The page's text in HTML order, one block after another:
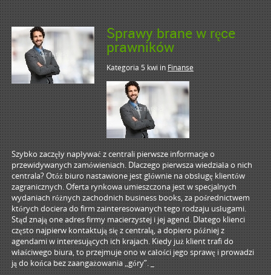
Sprawy brane w ręce
prawników
Kategoria 5 kwiinFinanse
Szybko zaczęły napływać z centrali pierwsze informacje o
przewidywanych zamówieniach. Dlaczego pierwsza wiedziała o nich
centrala? Otóż biuro nastawione jest głównie na obsługę klientów
zagranicznych. Oferta rynkowa umieszczona jest w specjalnych
wydaniach różnych zachodnich business books, za pośrednictwem
których dociera do firm zainteresowanych tego rodzaju usługami.
Stąd znają one adres firmy macierzystej i jej agend. Dlatego klienci
często najpierw kontaktują się z centralą, a dopiero później z
agendami w interesujących ich krajach. Kiedy już klient trafi do
właściwego biura, to przejmuje ono w całości jego sprawę i prowadzi
ją do końca bez zaangażowania „góry”. _